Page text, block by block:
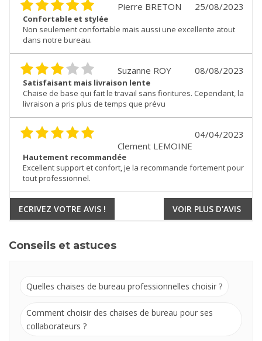
25/08/2023
Pierre BRETON
Confortable et stylée
Non seulement confortable mais aussi une excellente atout
dans notre bureau.
08/08/2023
Suzanne ROY
Satisfaisant mais livraison lente
Chaise de base qui fait le travail sans fioritures. Cependant, la
livraison a pris plus de temps que prévu
04/04/2023
Clement LEMOINE
Hautement recommandée
Excellent support et confort, je la recommande fortement pour
tout professionnel.
ECRIVEZ VOTRE AVIS ! VOIR PLUS D'AVIS
Conseils et astuces
Quelles chaises de bureau professionnelles choisir ?
Comment choisir des chaises de bureau pour ses
collaborateurs ?